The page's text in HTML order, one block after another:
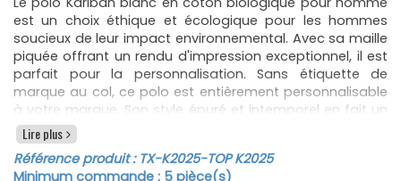
est un choix éthique et écologique pour les hommes
soucieux de leur impact environnemental. Avec sa maille
piquée offrant un rendu d'impression exceptionnel, il est
parfait pour la personnalisation. Sans étiquette de
marque au col, ce polo est entièrement personnalisable
à votre marque. Son style épuré et intemporel en fait un
choix polyvalent pour de nombreuses occasions. La
coupe droite et le col ainsi que le bas de manches en
bord-côte 1x1 assurent un ajustement confortable et
Lire plus
Référence produit : TX-K2025-TOP K2025
Minimum commande : 5 pièce(s)